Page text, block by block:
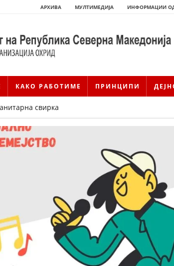
АРХИВА МУЛТИМЕДИЈА ИНФОРМАЦИИ ОД
КАКО РАБОТИМЕ ПРИНЦИПИ
свирка